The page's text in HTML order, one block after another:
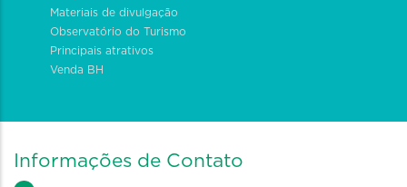
Materiais de divulgação
Observatório do Turismo
Principais atrativos
Venda BH
Informações de Contato